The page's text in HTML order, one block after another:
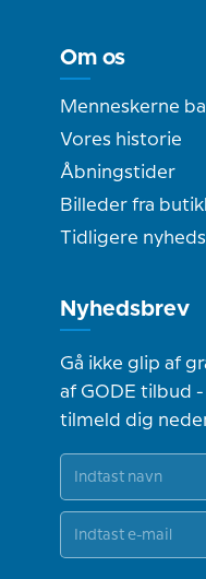
Om os
Menneskerne
Vores historie
Åbningstider
Billeder fra
Tidligere
Nyhedsbrev
Gå ikke glip af
af GODE tilbud -
tilmeld dig